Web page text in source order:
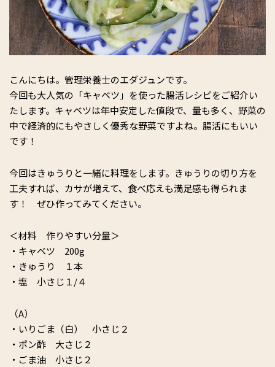
こんにちは。管理栄養士のエダジュンです。
今回も大人気の「キャベツ」を使った腸活レシピをご紹介い
たします。キャベツは年中安定した値段で、量も多く、野菜の
中で経済的にもやさしく優秀な野菜ですよね。腸活にもいい
です！
今回はきゅうりと一緒に料理をします。きゅうりの切り方を
工夫すれば、カサが増えて、食べ応えも満足感も得られま
す！ ぜひ作ってみてください。
＜材料 作りやすい分量＞
・キャベツ 200g
・きゅうり １本
・塩 小さじ１/４
（A）
・いりごま（白） 小さじ２
・ポン酢 大さじ２
・ごま油 小さじ２